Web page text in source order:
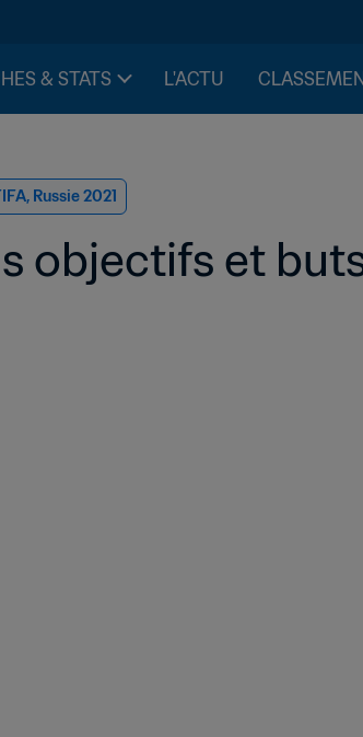
& STATS L'ACTU
Russie 2021
objectifs et